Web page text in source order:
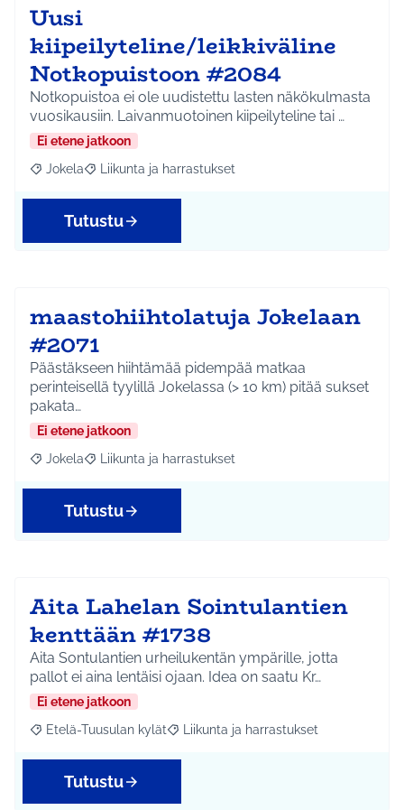
Uusi
kiipeilyteline/leikkiväline
Notkopuistoon #2084
Notkopuistoa ei ole uudistettu lasten näkökulmasta
vuosikausiin. Laivanmuotoinen kiipeilyteline tai …
Ei etene jatkoon
Rajaa tulokset aihepiirin mukaan: Jokela
Jokela Rajaa tulokset teeman mukaan: Liikunta ja
Liikunta ja harrastukset
Tutustu
maastohiihtolatuja Jokelaan
#2071
Päästäkseen hiihtämää pidempää matkaa
perinteisellä tyylillä Jokelassa (> 10 km) pitää sukset
pakata…
Ei etene jatkoon
Rajaa tulokset aihepiirin mukaan: Jokela
Jokela Rajaa tulokset teeman mukaan: Liikunta ja
Liikunta ja harrastukset
Tutustu
Aita Lahelan Sointulantien
kenttään #1738
Aita Sontulantien urheilukentän ympärille, jotta
pallot ei aina lentäisi ojaan. Idea on saatu Kr…
Ei etene jatkoon
Rajaa tulokset aihepiirin mukaan: Etelä-Tuusulan kylät
Etelä-Tuusulan kylät Rajaa tulokset teeman mukaan:
Liikunta ja harrastukset
Tutustu